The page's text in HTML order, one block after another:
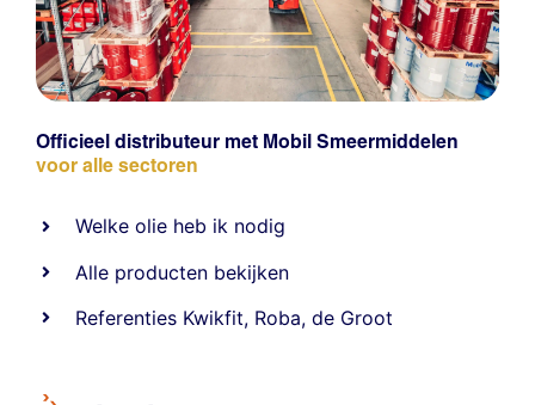
Officieel distributeur met Mobil Smeermiddelen
voor alle sectoren
Welke olie heb ik nodig
Alle producten bekijken
Referenties Kwikfit, Roba,de Groot